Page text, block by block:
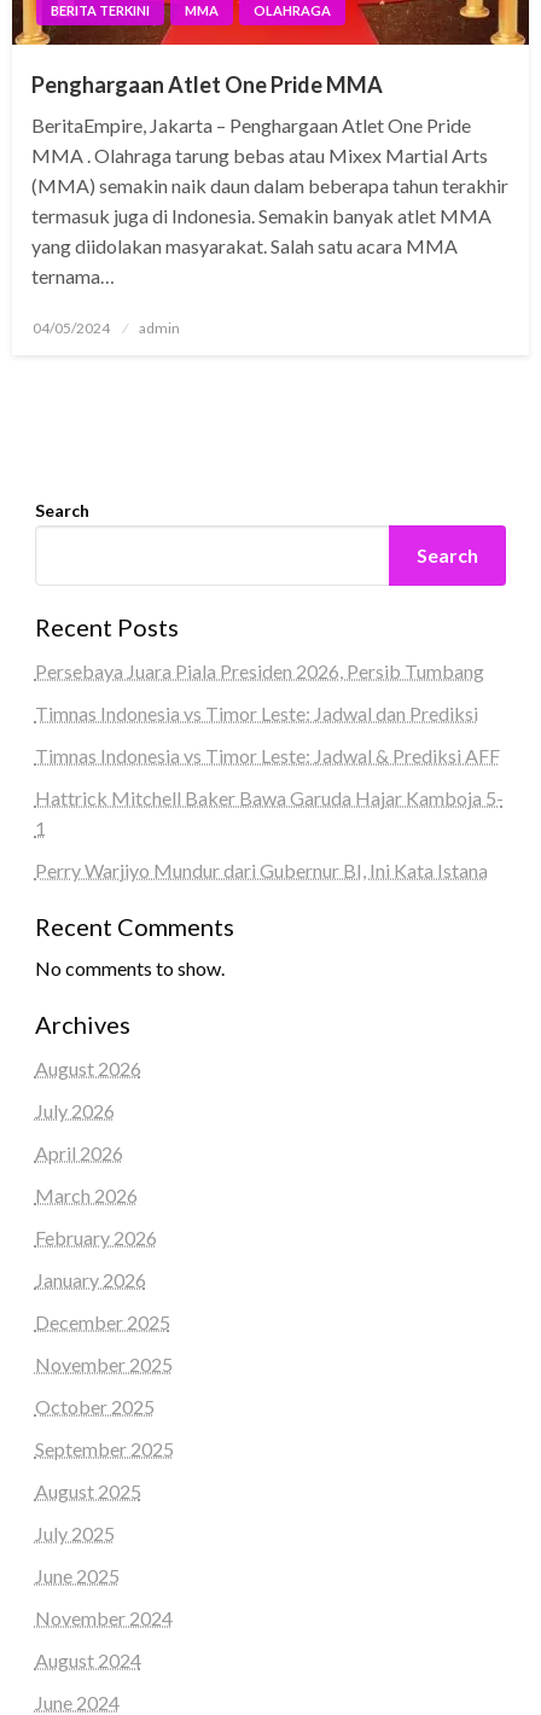
BERITA TERKINI MMA OLAHRAGA
Penghargaan Atlet One Pride MMA
BeritaEmpire, Jakarta – Penghargaan Atlet One Pride
MMA . Olahraga tarung bebas atau Mixex Martial Arts
(MMA) semakin naik daun dalam beberapa tahun terakhir
termasuk juga di Indonesia. Semakin banyak atlet MMA
yang diidolakan masyarakat. Salah satu acara MMA
ternama…
Posted
04/05/2024 admin
Search
Search
Recent Posts
Persebaya Juara Piala Presiden 2026, Persib Tumbang
Timnas Indonesia vs Timor Leste: Jadwal dan Prediksi
Timnas Indonesia vs Timor Leste: Jadwal & Prediksi AFF
Hattrick Mitchell Baker Bawa Garuda Hajar Kamboja 5-
1
Perry Warjiyo Mundur dari Gubernur BI, Ini Kata Istana
Recent Comments
No comments to show.
Archives
August 2026
July 2026
April 2026
March 2026
February 2026
January 2026
December 2025
November 2025
October 2025
September 2025
August 2025
July 2025
June 2025
November 2024
August 2024
June 2024